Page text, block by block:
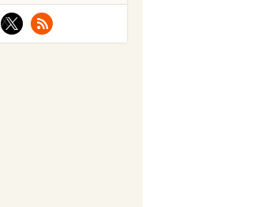
X